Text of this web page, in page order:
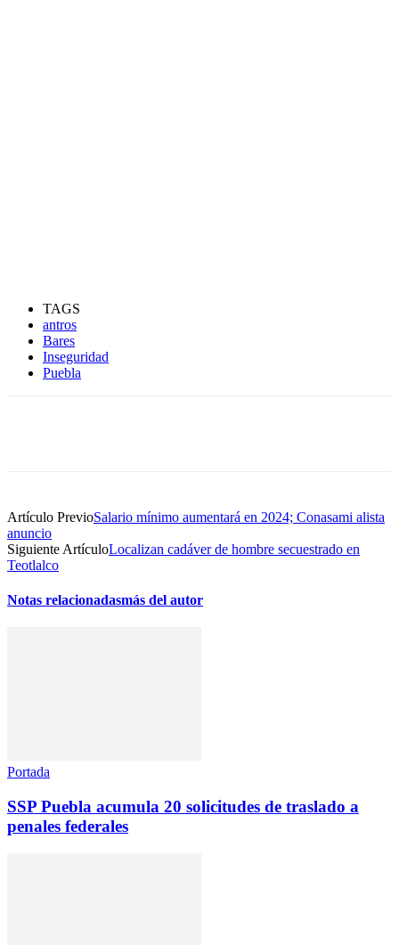
TAGS
antros
Bares
Inseguridad
Puebla
Artículo PrevioSalario mínimo aumentará en 2024; Conasami alista
anuncio
Siguiente ArtículoLocalizan cadáver de hombre secuestrado en
Teotlalco
Notas relacionadasmás del autor
Portada
SSP Puebla acumula 20 solicitudes de traslado a
penales federales